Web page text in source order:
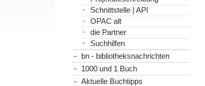
Schnittstelle | API
OPAC alt
die Partner
Suchhilfen
bn - bibliotheksnachrichten
1000 und 1 Buch
Aktuelle Buchtipps